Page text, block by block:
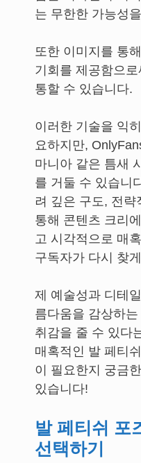
는 무한한 가능성
또한 이미지를 통
기회를 제공함으
통할 수 있습니다.
이러한 기술을 익
요하지만,
마니아 같은 틈새
를 거둘 수 있습니
려 깊은 구도, 전
통해 콘텐츠 크리
고 시각적으로 매
구독자가 다시 찾
제 예술성과 디테
름다움을 감상하
취감을 줄 수 있다
매혹적인 발 페티
이 필요한지 궁금
있습니다!
발 페티쉬 포
선택하기